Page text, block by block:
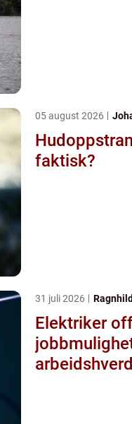
05 august 2026
Hudoppstramming
faktisk?
31 juli 2026
Elektriker